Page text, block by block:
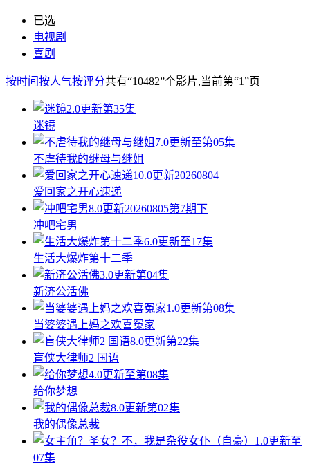
已选
电视剧
喜剧
按时间按人气按评分共有“10482”个影片,当前第“1”页
2.0更新第35集
迷镜
7.0更新至第05集
不虐待我的继母与继姐
10.0更新20260804
爱回家之开心速递
8.0更新20260805第7期下
冲吧宅男
6.0更新至17集
生活大爆炸第十二季
3.0更新第04集
新济公活佛
1.0更新第08集
当婆婆遇上妈之欢喜冤家
8.0更新第22集
盲侠大律师2 国语
4.0更新至第08集
给你梦想
8.0更新第02集
我的偶像总裁
1.0更新至
07集